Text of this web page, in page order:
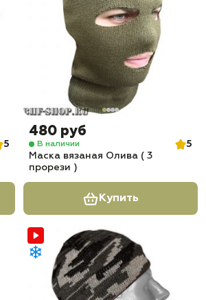
5
480 руб
В наличии
5
Маска вязаная Олива ( 3
прорези )
Купить